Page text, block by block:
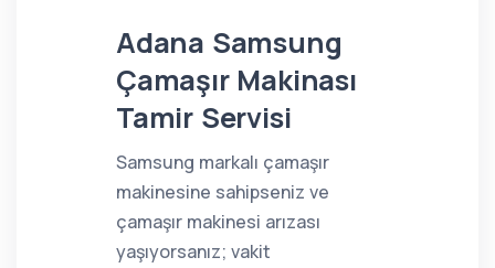
Adana Samsung
Çamaşır Makinası
Tamir Servisi
Samsung markalı çamaşır
makinesine sahipseniz ve
çamaşır makinesi arızası
yaşıyorsanız; vakit